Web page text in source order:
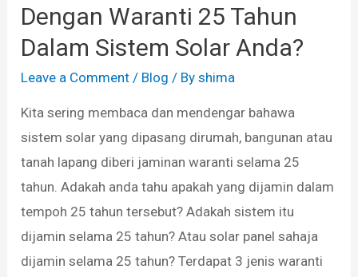
Dengan Waranti 25 Tahun
Dalam Sistem Solar Anda?
Leave a Comment / Blog / Byshima
Kita sering membaca dan mendengar bahawa
sistem solar yang dipasang dirumah, bangunan atau
tanah lapang diberi jaminan waranti selama 25
tahun. Adakah anda tahu apakah yang dijamin dalam
tempoh 25 tahun tersebut? Adakah sistem itu
dijamin selama 25 tahun? Atau solar panel sahaja
dijamin selama 25 tahun? Terdapat 3 jenis waranti